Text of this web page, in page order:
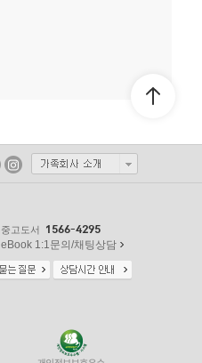
중고도서 1566-4295
eBook 1:1문의/채팅상담